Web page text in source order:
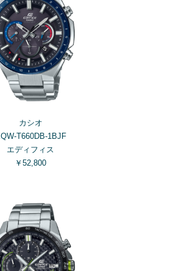
カシオ
T660DB-1BJF
エディフィス
￥52,800